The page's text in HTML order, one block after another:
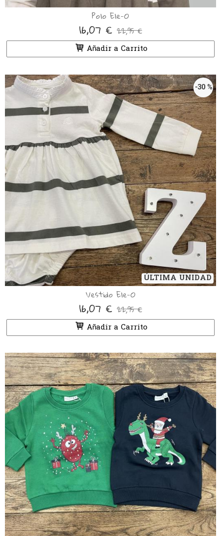
Polo Ele-O
16,07 € 22,95 €
Añadir a Carrito
ÚLTIMA UNIDAD
-30 %
Vestido Ele-O
16,07 € 22,95 €
Añadir a Carrito